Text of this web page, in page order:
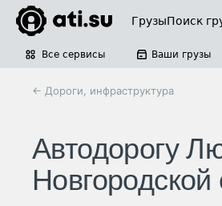
ГрузыПоиск
Все сервисы Ваши грузы
← Дороги, инфраструктура
Автодорогу
Новгородской